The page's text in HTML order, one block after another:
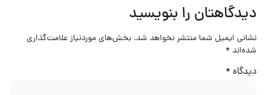
دیدگاهتان را بنویسید
نشانی ایمیل شما منتشر نخواهد شد. بخش‌های موردنیاز علامت‌گذاری
شده‌اند *
دیدگاه*